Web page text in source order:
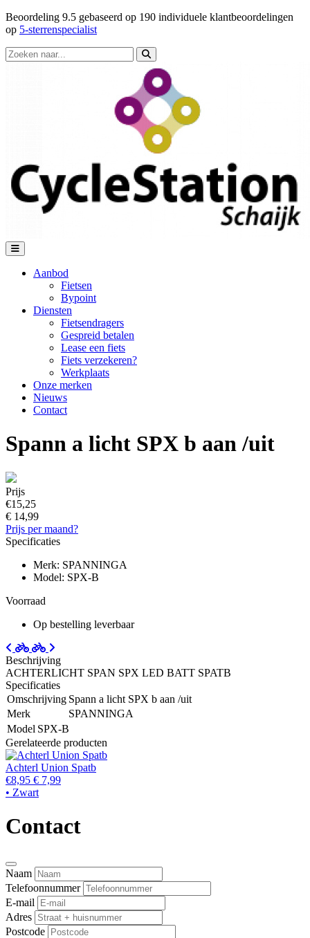
Beoordeling 9.5 gebaseerd op 190 individuele klantbeoordelingen
op 5-sterrenspecialist
Aanbod
Fietsen
Bypoint
Diensten
Fietsendragers
Gespreid betalen
Lease een fiets
Fiets verzekeren?
Werkplaats
Onze merken
Nieuws
Contact
Spann a licht SPX b aan /uit
Prijs
€15,25
€ 14,99
Prijs per maand?
Specificaties
Merk: SPANNINGA
Model: SPX-B
Voorraad
Op bestelling leverbaar
Beschrijving
ACHTERLICHT SPAN SPX LED BATT SPATB
Specificaties
Omschrijving Spann a licht SPX b aan /uit
Merk
SPANNINGA
Model SPX-B
Gerelateerde producten
Achterl Union Spatb
€8,95 € 7,99
• Zwart
Contact
Naam
Telefoonnummer
E-mail
Adres
Postcode